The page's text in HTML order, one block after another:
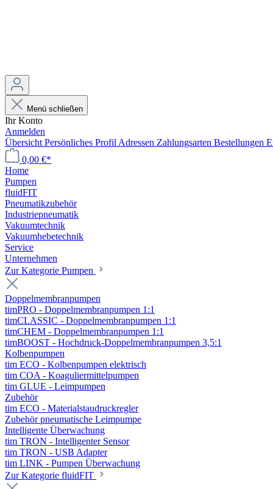
Menü schließen
Ihr Konto
Anmelden
Übersicht Persönliches Profil Adressen Zahlungsarten Bestellungen
0,00 €*
Home
Pumpen
fluidFIT
Pneumatikzubehör
Industriepneumatik
Vakuumtechnik
Vakuumhebetechnik
Service
Unternehmen
Zur Kategorie Pumpen
Doppelmembranpumpen
timPRO - Doppelmembranpumpen 1:1
timCLASSIC - Doppelmembranpumpen 1:1
timCHEM - Doppelmembranpumpen 1:1
timBOOST - Hochdruck-Doppelmembranpumpen 3,5:1
Kolbenpumpen
tim ECO - Kolbenpumpen elektrisch
tim COA - Koaguliermittelpumpen
tim GLUE - Leimpumpen
Zubehör
tim ECO - Materialstaudruckregler
Zubehör pneumatische Leimpumpe
Intelligente Überwachung
tim TRON - Intelligenter Sensor
tim TRON - USB Adapter
tim LINK - Pumpen Überwachung
Zur Kategorie fluidFIT